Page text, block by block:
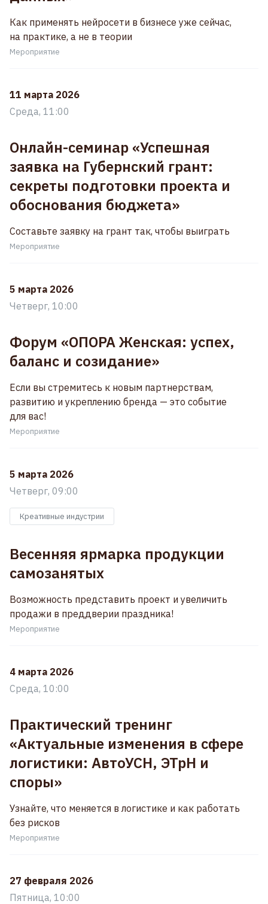
Как применять нейросети в бизнесе уже сейчас,
на практике, а не в теории
Мероприятие
11 марта 2026
Среда, 11:00
Онлайн-семинар «Успешная
заявка на Губернский грант:
секреты подготовки проекта и
обоснования бюджета»
Составьте заявку на грант так, чтобы выиграть
Мероприятие
5 марта 2026
Четверг, 10:00
Форум «ОПОРА Женская: успех,
баланс и созидание»
Если вы стремитесь к новым партнерствам,
развитию и укреплению бренда — это событие
для вас!
Мероприятие
5 марта 2026
Четверг, 09:00
Креативные индустрии
Весенняя ярмарка продукции
самозанятых
Возможность представить проект и увеличить
продажи в преддверии праздника!
Мероприятие
4 марта 2026
Среда, 10:00
Практический тренинг
«Актуальные изменения в сфере
логистики: АвтоУСН, ЭТрН и
споры»
Узнайте, что меняется в логистике и как работать
без рисков
Мероприятие
27 февраля 2026
Пятница, 10:00